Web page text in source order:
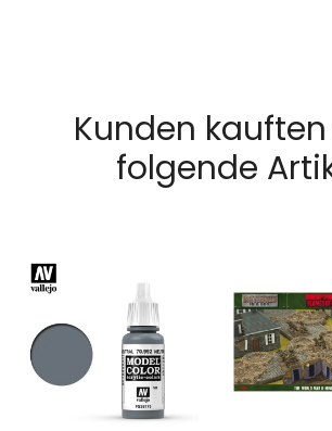
Kunden
folgende